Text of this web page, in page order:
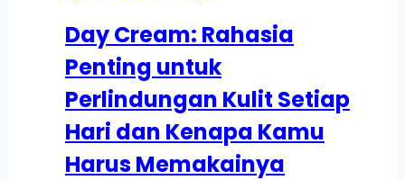
Day Cream: Rahasia
Penting untuk
Perlindungan Kulit Setiap
Hari dan Kenapa Kamu
Harus Memakainya